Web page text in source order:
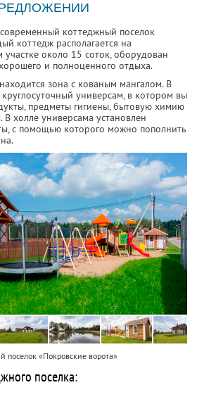
коттеджный поселок
коттедж располагается на
около 15 соток, оборудован
и полноценного отдыха.
зона с кованым мангалом. В
универсам, в котором вы
предметы гигиены, бытовую химию
В холле универсама установлен
с помощью которого можно пополнить
поселок «Покровские ворота»
поселка: